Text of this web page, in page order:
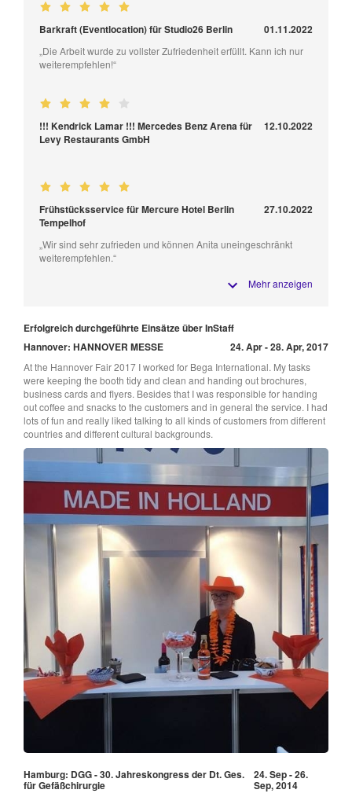
Barkraft (Eventlocation) für Studio26 Berlin 01.11.2022
„Die Arbeit wurde zu vollster Zufriedenheit erfüllt. Kann ich nur
weiterempfehlen!“
!!! Kendrick Lamar !!! Mercedes Benz Arena für
Levy Restaurants GmbH
12.10.2022
Frühstücksservice für Mercure Hotel Berlin
Tempelhof
27.10.2022
„Wir sind sehr zufrieden und können Anita uneingeschränkt
weiterempfehlen.“
Mehr anzeigen
Erfolgreich durchgeführte Einsätze über InStaff
Hannover: HANNOVER MESSE
24. Apr - 28. Apr, 2017
At the Hannover Fair 2017 I worked for Bega International. My tasks
were keeping the booth tidy and clean and handing out brochures,
business cards and flyers. Besides that I was responsible for handing
out coffee and snacks to the customers and in general the service. I had
lots of fun and really liked talking to all kinds of customers from different
countries and different cultural backgrounds.
Hamburg: DGG - 30. Jahreskongress der Dt. Ges.
für Gefäßchirurgie
24. Sep - 26.
Sep, 2014